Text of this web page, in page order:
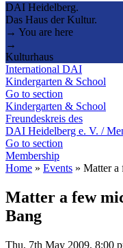
DAI Heidelberg.
Das Haus der Kultur.
→ You are here
→
Kulturhaus
International DAI
Kindergarten & School
Go to section
Kindergarten & School
Freundeskreis des
DAI Heidelberg e. V. /
Go to section
Membership
Home » Events » Matter a
Matter a few
Bang
Thu, 7th May 2009, 8:00